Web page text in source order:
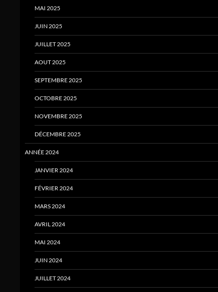
MAI 2025
JUIN 2025
JUILLET 2025
AOUT 2025
SEPTEMBRE 2025
OCTOBRE 2025
NOVEMBRE 2025
DÉCEMBRE 2025
ANNÉE 2024
JANVIER 2024
FÉVRIER 2024
MARS 2024
AVRIL 2024
MAI 2024
JUIN 2024
JUILLET 2024